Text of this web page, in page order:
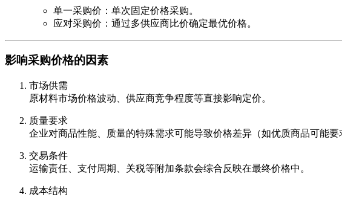
单一采购价：单次固定价格采购。
应对采购价：通过多供应商比价确定最优价格。
影响采购价格的因素
市场供需
原材料市场价格波动、供应商竞争程度等直接影响定价。
质量要求
企业对商品性能、质量的特殊需求可能导致价格差异（如优质商品可能要
交易条件
运输责任、支付周期、关税等附加条款会综合反映在最终价格中。
成本结构